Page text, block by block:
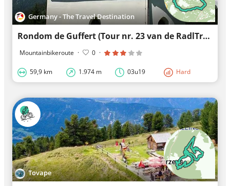
Germany - The Travel Destination
Rondom de Guffert (Tour nr. 23 van de RadlTraum Zuid)
Mountainbikeroute · 0 ·
59,9 km 1.974 m 03u19 Hard
Tovape